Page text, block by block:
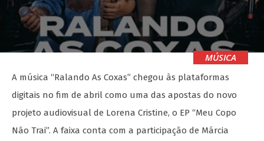
MÚSICA
A música “Ralando As Coxas” chegou às plataformas
digitais no fim de abril como uma das apostas do novo
projeto audiovisual de Lorena Cristine, o EP “Meu Copo
Não Trai”. A faixa conta com a participação de Márcia